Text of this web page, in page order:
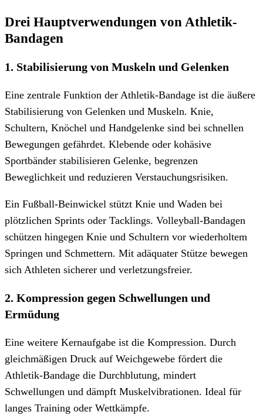
Drei Hauptverwendungen von Athletik-
Bandagen
1. Stabilisierung von Muskeln und Gelenken
Eine zentrale Funktion der Athletik-Bandage ist die äußere
Stabilisierung von Gelenken und Muskeln. Knie,
Schultern, Knöchel und Handgelenke sind bei schnellen
Bewegungen gefährdet. Klebende oder kohäsive
Sportbänder stabilisieren Gelenke, begrenzen
Beweglichkeit und reduzieren Verstauchungsrisiken.
Ein Fußball-Beinwickel stützt Knie und Waden bei
plötzlichen Sprints oder Tacklings. Volleyball-Bandagen
schützen hingegen Knie und Schultern vor wiederholtem
Springen und Schmettern. Mit adäquater Stütze bewegen
sich Athleten sicherer und verletzungsfreier.
2. Kompression gegen Schwellungen und
Ermüdung
Eine weitere Kernaufgabe ist die Kompression. Durch
gleichmäßigen Druck auf Weichgewebe fördert die
Athletik-Bandage die Durchblutung, mindert
Schwellungen und dämpft Muskelvibrationen. Ideal für
langes Training oder Wettkämpfe.